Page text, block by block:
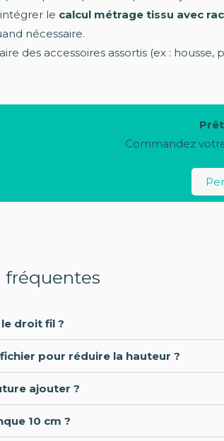
le calcul métrage tissu avec
nécessaire.
des accessoires assortis (ex : housse,
Commandez
fréquentes
droit fil ?
pour réduire la hauteur ?
ajouter ?
10 cm ?